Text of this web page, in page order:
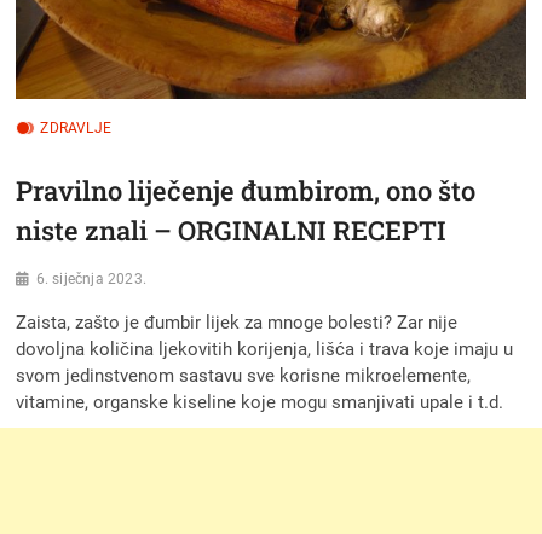
ZDRAVLJE
Pravilno liječenje đumbirom, ono što
niste znali – ORGINALNI RECEPTI
6. siječnja 2023.
Zaista, zašto je đumbir lijek za mnoge bolesti? Zar nije
dovoljna količina ljekovitih korijenja, lišća i trava koje imaju u
svom jedinstvenom sastavu sve korisne mikroelemente,
vitamine, organske kiseline koje mogu smanjivati upale i t.d.